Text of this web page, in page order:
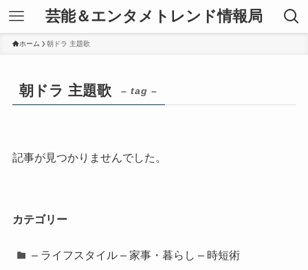
芸能＆エンタメトレンド情報局
ホーム 朝ドラ 主題歌
朝ドラ 主題歌 – tag –
記事が見つかりませんでした。
カテゴリー
– ライフスタイル – 家事・暮らし – 時短術